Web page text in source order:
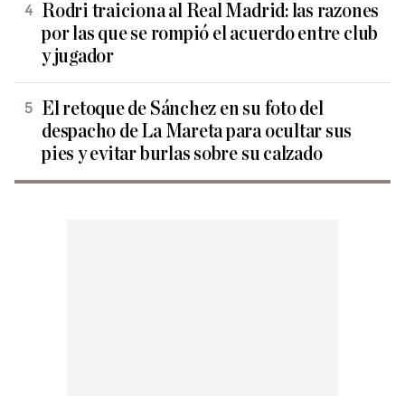
Rodri traiciona al Real Madrid: las razones
por las que se rompió el acuerdo entre club
y jugador
El retoque de Sánchez en su foto del
despacho de La Mareta para ocultar sus
pies y evitar burlas sobre su calzado